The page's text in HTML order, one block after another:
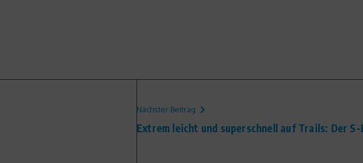
Nächster Beitrag
Extrem leicht und superschnell auf Trails: Der S-